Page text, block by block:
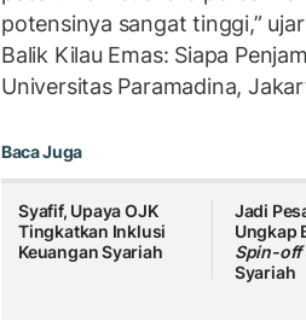
potensinya sangat tinggi,”
Balik Kilau Emas: Siapa
Universitas Paramadina,
Baca Juga
Syafif, Upaya OJK
Tingkatkan Inklusi
Keuangan Syariah
Jadi
Ungkap
Spin-off
Syariah